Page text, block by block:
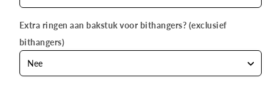
Extra ringen aan bakstuk voor bithangers? (exclusief
bithangers)